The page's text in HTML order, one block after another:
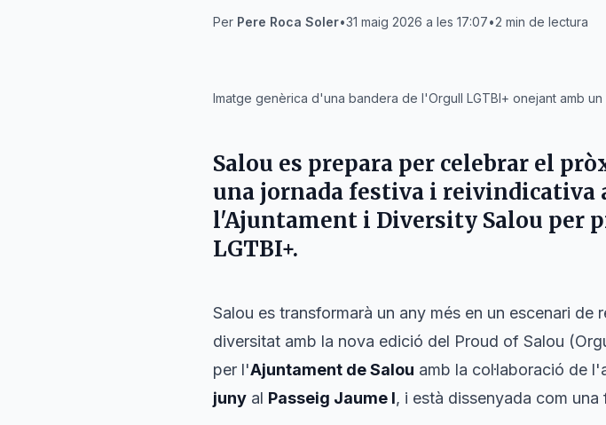
Per Pere Roca Soler•31 maig 2026 a les 17:07•2 min de lectura
Imatge genèrica d'una bandera de l'Orgull LGTBI+ onejant amb
Salou es prepara per celebrar el
una jornada festiva i reivindicativa
l'Ajuntament i Diversity Salou per
LGTBI+.
Salou es transformarà un any més en un escenari
diversitat amb la nova edició del Proud of Salou
per l'Ajuntament de Salou amb la col·laboració de
juny al Passeig Jaume I, i està dissenyada com